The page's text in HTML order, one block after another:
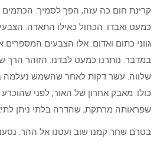
קרינת חום כה עזה, הפך לסמיך. הכתמים
כמעט ואבדו. הכחול כאילו התאדה.
גווני כתום ואדום. אלו הצבעים
במדבר. נותרנו כמעט לבדנו. הזוהר הרך
שלווה. עשר דקות לאחר שהשמש נעלמה
כולו. מאבק אחרון של האור, לפני
שפראותה מרתקת, שהדרה בלתי ניתן
בטרם שחר קמנו שוב ועטנו אל ההר.